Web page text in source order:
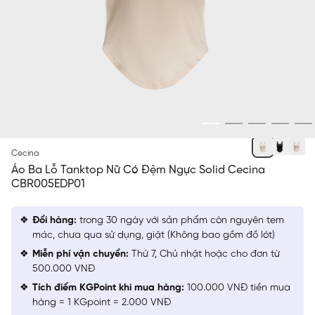
Cecina
Áo Ba Lỗ Tanktop Nữ Có Đệm Ngực Solid Cecina
CBR005EDP01
Đổi hàng: trong 30 ngày với sản phẩm còn nguyên tem
mác, chưa qua sử dụng, giặt (Không bao gồm đồ lót)
Miễn phí vận chuyển: Thứ 7, Chủ nhật hoặc cho đơn từ
500.000 VNĐ
Tích điểm KGPoint khi mua hàng: 100.000 VNĐ tiền mua
hàng = 1 KGpoint = 2.000 VNĐ